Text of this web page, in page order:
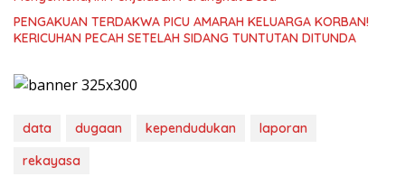
PENGAKUAN TERDAKWA PICU AMARAH KELUARGA KORBAN!
KERICUHAN PECAH SETELAH SIDANG TUNTUTAN DITUNDA
data dugaan kependudukan
laporan
rekayasa